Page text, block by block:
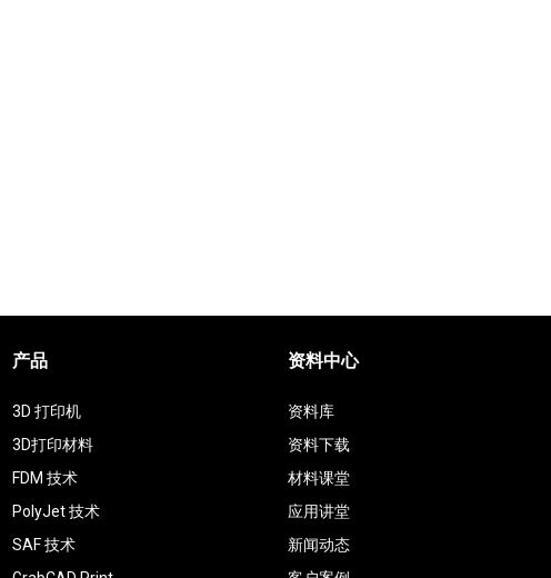
产品
3D 打印机
3D打印材料
FDM 技术
PolyJet 技术
SAF 技术
资料中心
资料库
资料下载
材料课堂
应用讲堂
新闻动态